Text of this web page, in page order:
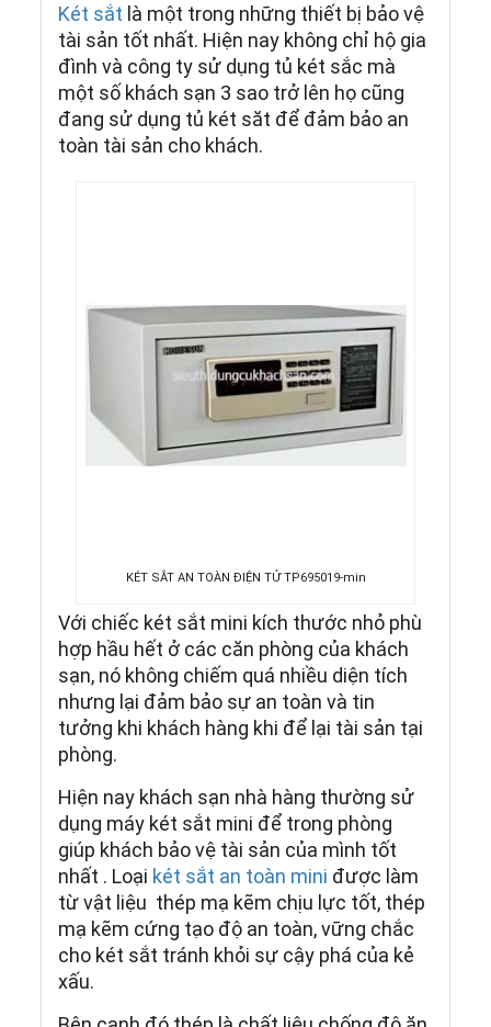
Két sắt là một trong những thiết bị bảo vệ
tài sản tốt nhất. Hiện nay không chỉ hộ gia
đình và công ty sử dụng tủ két sắc mà
một số khách sạn 3 sao trở lên họ cũng
đang sử dụng tủ két săt để đảm bảo an
toàn tài sản cho khách.
KÉT SẮT AN TOÀN ĐIỆN TỬ TP695019-min
Với chiếc két sắt mini kích thước nhỏ phù
hợp hầu hết ở các căn phòng của khách
sạn, nó không chiếm quá nhiều diện tích
nhưng lại đảm bảo sự an toàn và tin
tưởng khi khách hàng khi để lại tài sản tại
phòng.
Hiện nay khách sạn nhà hàng thường sử
dụng máy két sắt mini để trong phòng
giúp khách bảo vệ tài sản của mình tốt
nhất . Loại két sắt an toàn mini được làm
từ vật liệu thép mạ kẽm chịu lực tốt, thép
mạ kẽm cứng tạo độ an toàn, vững chắc
cho két sắt tránh khỏi sự cậy phá của kẻ
xấu.